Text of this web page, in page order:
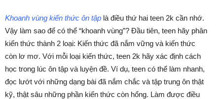
Khoanh vùng kiến thức ôn tập là điều thứ hai teen 2k cần nhớ.
Vậy làm sao để có thể “khoanh vùng”? Đầu tiên, teen hãy phân
kiến thức thành 2 loại: Kiến thức đã nắm vững và kiến thức
còn lơ mơ. Với mỗi loại kiến thức, teen 2k hãy xác định cách
học trong lúc ôn tập và luyện đề. Ví dụ, teen có thể làm nhanh,
đọc lướt với những dạng bài đã nắm chắc và tập trung ôn thật
kỹ, thật sâu những phần kiến thức còn hổng. Làm được điều